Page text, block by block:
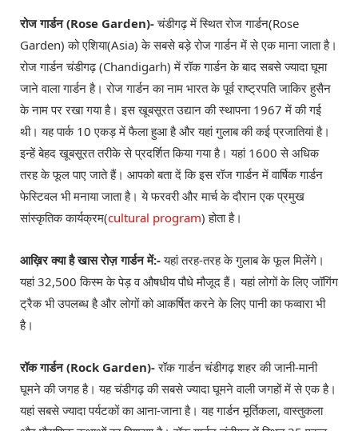
रोज गार्डन (Rose Garden)-चंडीगढ़ में स्थित रोज गार्डन(Rose
Garden) को एशिया(Asia) के सबसे बड़े रोज गार्डन में से एक माना जाता है।
रोज गार्डन चंडीगढ़ (Chandigarh) में रॉक गार्डन के बाद सबसे ज्यादा घूमा
जाने वाला गार्डन है। रोज गार्डन का नाम भारत के पूर्व राष्ट्रपति जाकिर हुसैन
के नाम पर रखा गया है। इस खूबसूरत उद्यान की स्थापना 1967 में की गई
थी। यह पार्क 10 एकड़ में फैला हुआ है और यहां गुलाब की कई प्रजातियां है।
इन्हें बेहद खूबसूरत तरीके से प्रदर्शित किया गया है। यहां 1600 से अधिक
तरह के फूल पाए जाते हैं। आपको बता दें कि इस रॉज गार्डन में वार्षिक गार्डन
फेस्टिवल भी मनाया जाता है। ये फरवरी और मार्च के दौरान एक प्रमुख
सांस्कृतिक कार्यक्रम(cultural program) होता है।
आख़िर क्या है खास रोज़ गार्डन में:-यहां तरह-तरह के गुलाब के फूल मिलेंगे।
यहां 32,500 किस्म के पेड़ व औषधीय पौधे मौजूद हैं। यहां लोगों के लिए जॉगिंग
ट्रैक भी उपलब्ध है और लोगों को आकर्षित करने के लिए पानी का फव्वारा भी
है।
रॉक गार्डन (Rock Garden)-रॉक गार्डन चंडीगढ़ शहर की जानी-मानी
घूमने की जगह है। यह चंडीगढ़ की सबसे ज्यादा घूमने वाली जगहों में से एक है।
यहां सबसे ज्यादा पर्यटकों का आना-जाना है। यह गार्डन मूर्तिकला, वास्तुकला